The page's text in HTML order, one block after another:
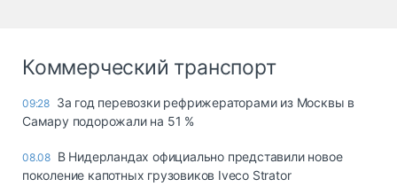
Коммерческий транспорт
09:28 За год перевозки рефрижераторами из Москвы в
Самару подорожали на 51 %
08.08 В Нидерландах официально представили новое
поколение капотных грузовиков Iveco Strator